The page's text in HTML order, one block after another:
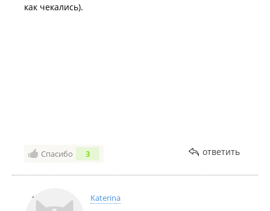
как чекались).
Спасибо 3 ответить
Katerina